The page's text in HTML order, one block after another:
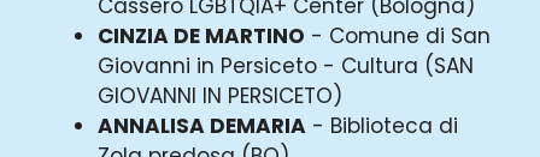
CINZIA DE MARTINO - Comune di San
Giovanni in Persiceto - Cultura (SAN
GIOVANNI IN PERSICETO)
ANNALISA DEMARIA - Biblioteca di